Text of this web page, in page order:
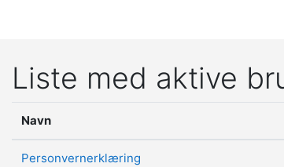
Liste med aktive
Navn
Personvernerklæring